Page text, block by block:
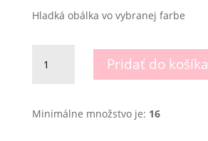
Hladká obálka vo vybranej farbe
obálka
Pridať do košíka
Minimálne množstvo je: 16